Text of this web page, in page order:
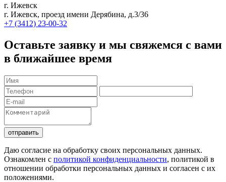
г. Ижевск
г. Ижевск, проезд имени Дерябина, д.3/36
+7 (3412) 23-00-32
Оставьте заявку и мы свяжемся с вами
в ближайшее время
отправить
Даю согласие на обработку своих персональных данных.
Ознакомлен с политикой конфиденциальности, политикой в
отношении обработки персональных данных и согласен с их
положениями.